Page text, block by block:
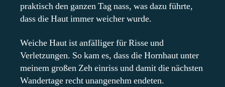
praktisch den ganzen Tag nass, was dazu führte,
dass die Haut immer weicher wurde.
Weiche Haut ist anfälliger für Risse und
Verletzungen. So kam es, dass die Hornhaut unter
meinem großen Zeh einriss und damit die nächsten
Wandertage recht unangenehm endeten.